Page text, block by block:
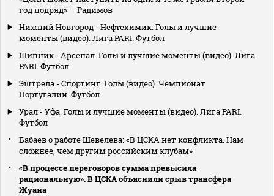
год подряд» — Радимов
Нижний Новгород - Нефтехимик. Голы и лучшие
моменты (видео). Лига PARI. Футбол
Шинник - Арсенал. Голы и лучшие моменты (видео). Лига
PARI. Футбол
Эштрела - Спортинг. Голы (видео). Чемпионат
Португалии. Футбол
Урал - Уфа. Голы и лучшие моменты (видео). Лига PARI.
Футбол
Бабаев о работе Шевелева: «В ЦСКА нет конфликта. Нам
сложнее, чем другим российским клубам»
«В процессе переговоров сумма превысила
рациональную». В ЦСКА объяснили срыв трансфера
Жуана